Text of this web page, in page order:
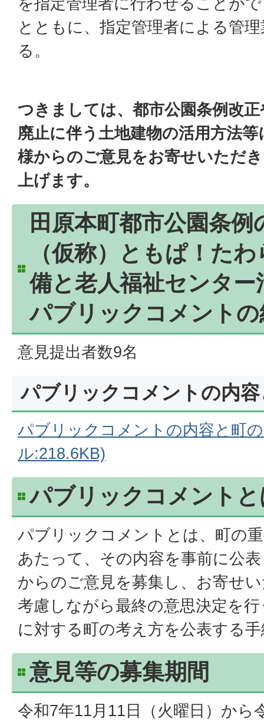
とともに、指定管理者による管
る。
つきましては、都市公園条例改
廃止に伴う土地建物の活用方法
様からのご意見をお寄せいただ
上げます。
田原本町都市公園条例
（仮称）ともぱ！た
備と老人福祉センター
パブリックコメント
意見提出者数9名
パブリックコメントの内
パブリックコメントの内容と町
ル:218.6KB)
パブリックコメント
パブリックコメントとは、町の
あたって、その内容を事前に公
からのご意見を募集し、お寄せ
考慮しながら最終の意思決定を
に対する町の考え方を公表する
意見等の募集期間
令和7年11月11日（火曜日）から